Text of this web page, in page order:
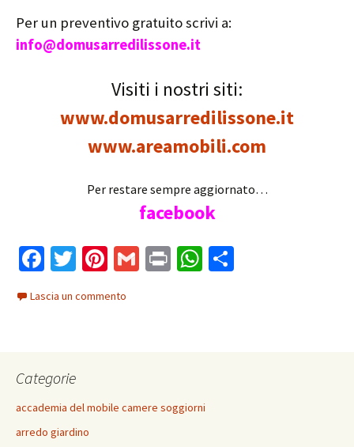
Per un preventivo gratuito scrivi a:
info@domusarredilissone.it
Visiti i nostri siti:
www.domusarredilissone.it
www.areamobili.com
Per restare sempre aggiornato…
facebook
Fa
ce
b
k
T
tt
Pi
nt
er
G
Pr W
Lascia un commento
Categorie
accademia del mobile camere soggiorni
arredo giardino